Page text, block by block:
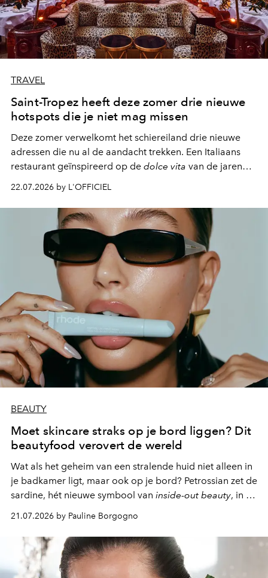
TRAVEL
Saint-Tropez heeft deze zomer drie nieuwe
hotspots die je niet mag missen
Deze zomer verwelkomt het schiereiland drie nieuwe
adressen die nu al de aandacht trekken. Een Italiaans
restaurant geïnspireerd op de dolce vita van de jaren
zestig, een Japanse hotspot die na zonsondergang
verandert in een bruisende ontmoetingsplek en de
legendarische Parijse club Raspoutine die eindelijk
neerstrijkt in Saint-Tropez. Dit zijn de nieuwe adressen
die deze zomer de toon zetten, van lange lunches tot
zwoele nachten.
22.07.2026 by L'OFFICIEL
BEAUTY
Moet skincare straks op je bord liggen? Dit
beautyfood verovert de wereld
Wat als het geheim van een stralende huid niet alleen in
je badkamer ligt, maar ook op je bord? Petrossian zet de
sardine, hét nieuwe symbool van inside-out beauty, in de
kijker met twee gastronomische creaties.
21.07.2026 by Pauline Borgogno